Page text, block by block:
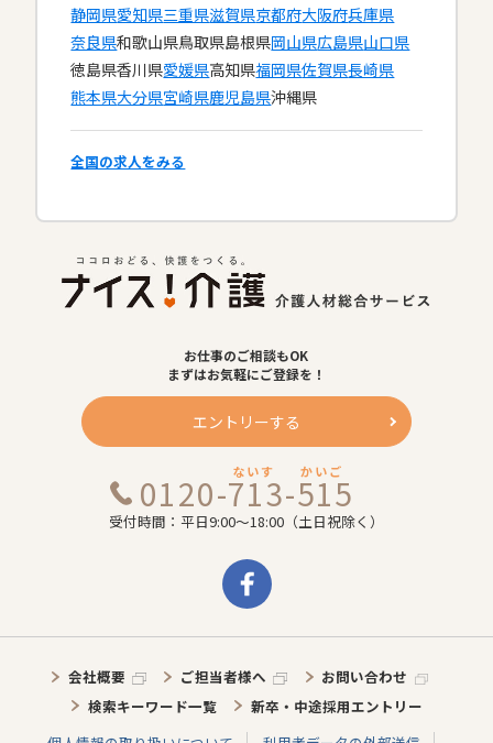
静岡県愛知県三重県滋賀県京都府大阪府兵庫県
奈良県和歌山県鳥取県島根県岡山県広島県山口県
徳島県香川県愛媛県高知県福岡県佐賀県長崎県
熊本県大分県宮崎県鹿児島県沖縄県
全国の求人をみる
お仕事のご相談もOK
まずはお気軽にご登録を！
エントリーする
0120-713-515
ないす かいご
受付時間：平日9:00～18:00（土日祝除く）
会社概要 ご担当者様へ
お問い合わせ
検索キーワード一覧
新卒・中途採用エントリー